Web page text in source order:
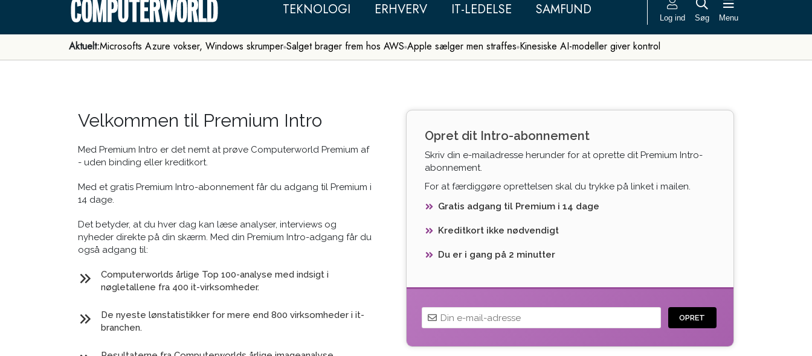
TEKNOLOGI ERHVERV IT-LEDELSE SAMFUND Log ind Søg Menu
Aktuelt:Microsofts Azure vokser, Windows skrumper Salget brager frem hos AWS Apple sælger men straffes Kinesiske AI-modeller giver kontrol
Velkommen til Premium Intro
Med Premium Intro er det nemt at prøve Computerworld Premium af
- uden binding eller kreditkort.
Med et gratis Premium Intro-abonnement får du adgang til Premium i
14 dage.
Det betyder, at du hver dag kan læse analyser, interviews og
nyheder direkte på din skærm. Med din Premium Intro-adgang får du
også adgang til:
Computerworlds årlige Top 100-analyse med indsigt i
nøgletallene fra 400 it-virksomheder.
De nyeste lønstatistikker for mere end 800 virksomheder i it-
branchen.
Opret dit Intro-abonnement
Skriv din e-mailadresse herunder for at oprette dit Premium Intro-
abonnement.
For at færdiggøre oprettelsen skal du trykke på linket i mailen.
Gratis adgang til Premium i 14 dage
Kreditkort ikke nødvendigt
Du er i gang på 2 minutter
OPRET